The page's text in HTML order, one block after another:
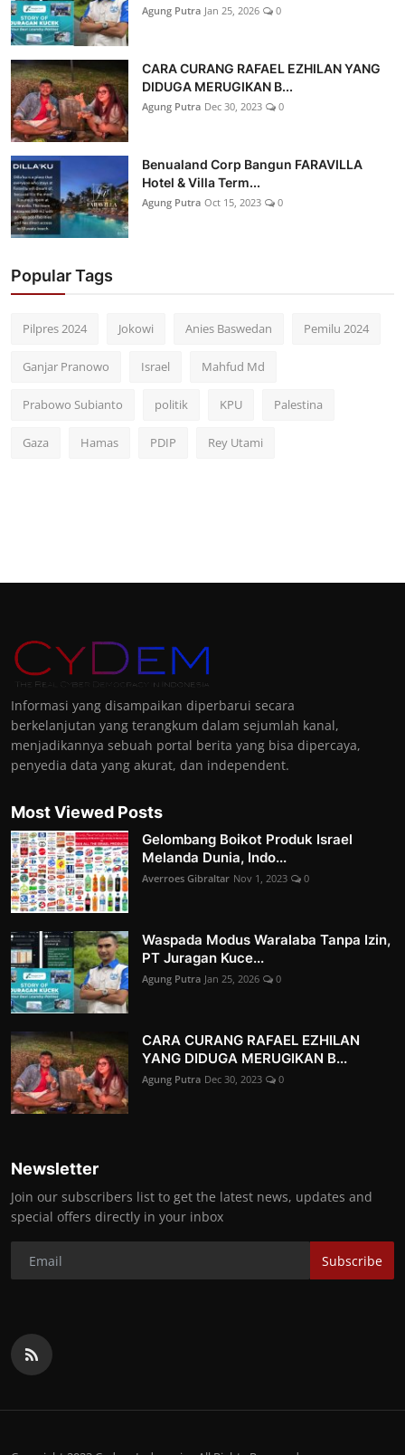
Agung Putra Jan 25, 2026 0
CARA CURANG RAFAEL EZHILAN YANG
DIDUGA MERUGIKAN B...
Agung Putra Dec 30, 2023 0
Benualand Corp Bangun FARAVILLA
Hotel & Villa Term...
Agung Putra Oct 15, 2023 0
Popular Tags
Pilpres 2024 Jokowi Anies Baswedan Pemilu 2024
Ganjar Pranowo Israel Mahfud Md
Prabowo Subianto politik KPU Palestina
Gaza Hamas PDIP Rey Utami
Informasi yang disampaikan diperbarui secara
berkelanjutan yang terangkum dalam sejumlah kanal,
menjadikannya sebuah portal berita yang bisa dipercaya,
penyedia data yang akurat, dan independent.
Most Viewed Posts
Gelombang Boikot Produk Israel
Melanda Dunia, Indo...
Averroes Gibraltar Nov 1, 2023 0
Waspada Modus Waralaba Tanpa Izin,
PT Juragan Kuce...
Agung Putra Jan 25, 2026 0
CARA CURANG RAFAEL EZHILAN
YANG DIDUGA MERUGIKAN B...
Agung Putra Dec 30, 2023 0
Newsletter
Join our subscribers list to get the latest news, updates and
special offers directly in your inbox
Subscribe